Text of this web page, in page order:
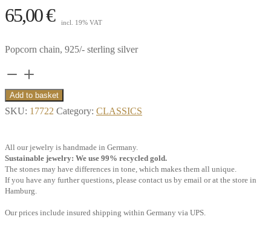
65,00€ incl. 19% VAT
Popcorn chain, 925/- sterling silver
Popcorn
chain,
55
sterling
silver**
quantity
Add to basket
SKU: 17722 Category: CLASSICS
All our jewelry is handmade in Germany.
Sustainable jewelry: We use 99% recycled gold.
The stones may have differences in tone, which makes them all unique.
If you have any further questions, please contact us by email or at the store in
Hamburg.
Our prices include insured shipping within Germany via UPS.